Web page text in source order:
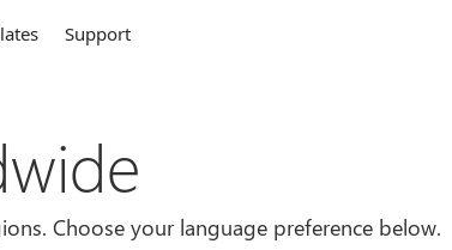
Support
Choose your language preference below.